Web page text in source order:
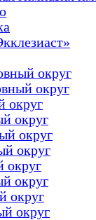
округ
округ
округ
округ
округ
округ
округ
округ
округ
округ